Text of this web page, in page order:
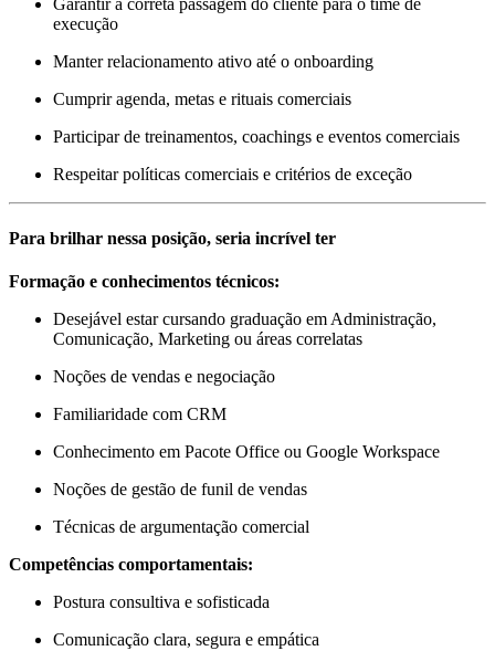
Garantir a correta passagem do cliente para o time de
execução
Manter relacionamento ativo até o onboarding
Cumprir agenda, metas e rituais comerciais
Participar de treinamentos, coachings e eventos comerciais
Respeitar políticas comerciais e critérios de exceção
Para brilhar nessa posição, seria incrível ter
Formação e conhecimentos técnicos:
Desejável estar cursando graduação em Administração,
Comunicação, Marketing ou áreas correlatas
Noções de vendas e negociação
Familiaridade com CRM
Conhecimento em Pacote Office ou Google Workspace
Noções de gestão de funil de vendas
Técnicas de argumentação comercial
Competências comportamentais:
Postura consultiva e sofisticada
Comunicação clara, segura e empática